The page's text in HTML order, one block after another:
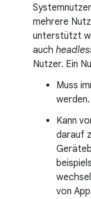
mehrere
unterstützt
auch
Nutzer. Ein
Muss
werden.
Kann
darauf
von